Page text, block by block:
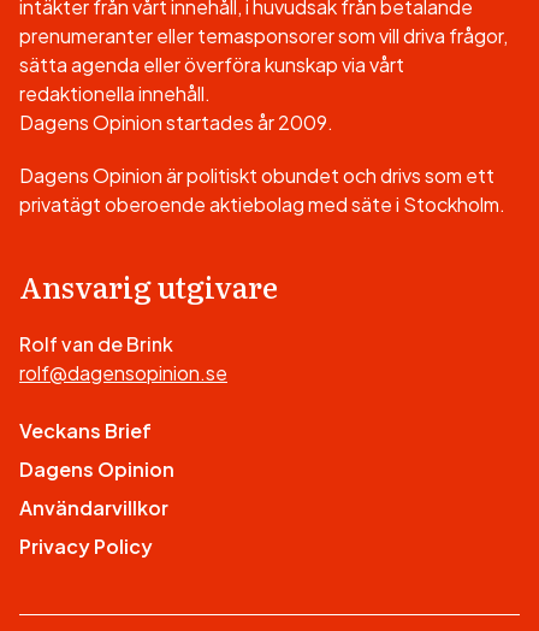
intäkter från vårt innehåll, i huvudsak från betalande
prenumeranter eller temasponsorer som vill driva frågor,
sätta agenda eller överföra kunskap via vårt
redaktionella innehåll.
Dagens Opinion startades år 2009.
Dagens Opinion är politiskt obundet och drivs som ett
privatägt oberoende aktiebolag med säte i Stockholm.
Ansvarig utgivare
Rolf van de Brink
rolf@dagensopinion.se
Veckans Brief
Dagens Opinion
Användarvillkor
Privacy Policy